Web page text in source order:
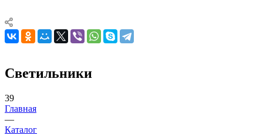
Светильники
39
Главная
—
Каталог